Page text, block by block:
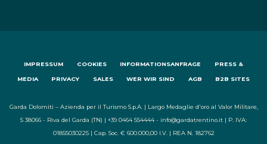
IMPRESSUM COOKIES INFORMATIONSANFRAGE PRESS &
MEDIA PRIVACY SALES WER WIR SIND AGB B2B SITES
Garda Dolomiti – Azienda per il Turismo S.p.A. | Largo Medaglie d'oro al Valor Militare,
5 38066 - Riva del Garda (TN) | +39 0464 554444 - info@gardatrentino.it | P. IVA:
01855030225 | Cap. Soc. € 600.000,00 I.V. | REA N. 182762